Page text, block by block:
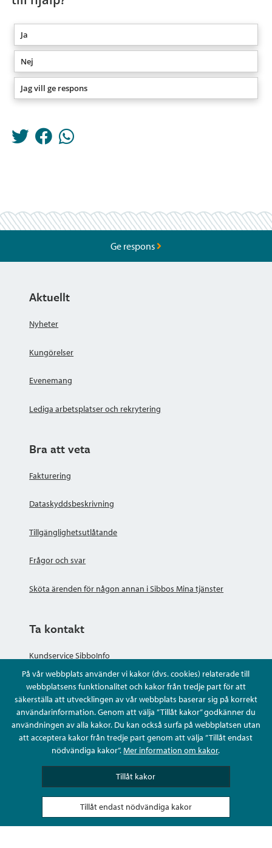
Ja
Nej
Jag vill ge respons
På vår webbplats använder vi kakor (dvs. cookies) relaterade till
webbplatsens funktionalitet och kakor från tredje part för att
säkerställa att utvecklingen av vår webbplats baserar sig på korrekt
användarinformation. Genom att välja ”Tillåt kakor” godkänner du
användningen av alla kakor. Du kan också surfa på webbplatsen utan
att acceptera kakor från tredje part genom att välja ”Tillåt endast
nödvändiga kakor”.Mer information om kakor.
Tillåt kakor
Tillåt endast nödvändiga kakor
Ge respons
Aktuellt
Nyheter
Kungörelser
Evenemang
Lediga arbetsplatser och rekrytering
Bra att veta
Fakturering
Dataskyddsbeskrivning
Tillgänglighetsutlåtande
Frågor och svar
Sköta ärenden för någon annan i Sibbos Mina tjänster
Ta kontakt
Kundservice SibboInfo
Ge anonym respons
Ställ en fråga eller sköta ditt ärende
Kontaktuppgifter